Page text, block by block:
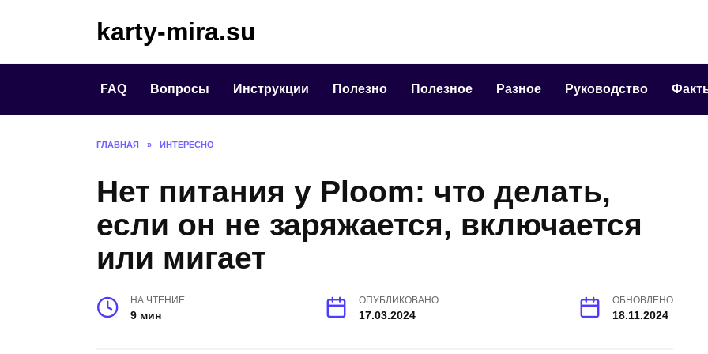
karty-mira.su
FAQ Вопросы Инструкции Полезно Полезное Разное Руководство
ГЛАВНАЯ » ИНТЕРЕСНО
Нет питания у Ploom: что делать,
если он не заряжается, включается
или мигает
НА ЧТЕНИЕ
9 мин
ОПУБЛИКОВАНО
17.03.2024
ОБНОВЛЕНО
18.11.2024